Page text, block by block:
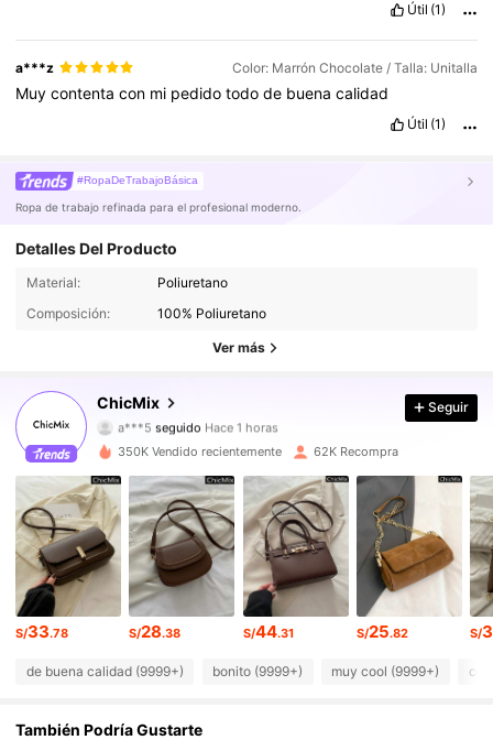
Útil (1)
a***z Color: Marrón Chocolate / Talla: Unitalla
Muycontentacon mi pedidotodode buenacalidad
Útil (1)
#RopaDeTrabajoBásica
Ropa de trabajo refinada para el profesional moderno.
Detalles Del Producto
Material:
Poliuretano
Composición:
100% Poliuretano
Ver más
ChicMix
84K Seguidores
a***5
4.86
84K Seguidores
4.86 84K Seguidores
4.86 84K Seguidores
4.86 84K Seguidores
4.86 84K Seguidores
Seguir
350K Vendido recientemente 62K Recompra
S/33.78 S/28.38 S/44.31 S/25.82 S/
de buena calidad (9999+) bonito (9999+) muy cool (9999+)
También Podría Gustarte